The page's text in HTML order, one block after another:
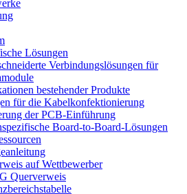
Lösungen
Verbindungslösungen für
bestehender Produkte
für die Kabelkonfektionierung
der PCB-Einführung
Board-to-Board-Lösungen
auf Wettbewerber
Querverweis